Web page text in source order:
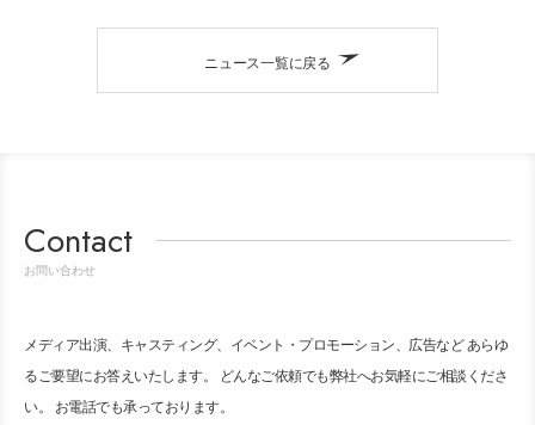
ニュース一覧に戻る
Contact
お問い合わせ
メディア出演、キャスティング、イベント・プロモーション、広告など あらゆ
るご要望にお答えいたします。 どんなご依頼でも弊社へお気軽にご相談くださ
い。 お電話でも承っております。